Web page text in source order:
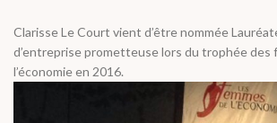
Clarisse Le Court vient d’être nommée
d’entreprise prometteuse lors du trophée des
l’économie en 2016.